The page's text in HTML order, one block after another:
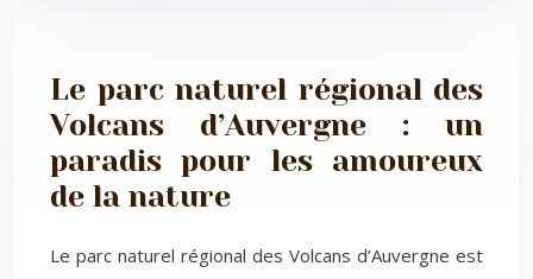
Le parc naturel régional des
Volcans d’Auvergne : un
paradis pour les amoureux
de la nature
Le parc naturel régional des Volcans d’Auvergne est